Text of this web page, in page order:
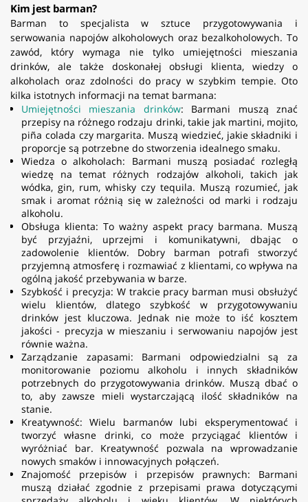
Kim jest barman?
Barman to specjalista w sztuce przygotowywania i
serwowania napojów alkoholowych oraz bezalkoholowych. To
zawód, który wymaga nie tylko umiejętności mieszania
drinków, ale także doskonałej obsługi klienta, wiedzy o
alkoholach oraz zdolności do pracy w szybkim tempie. Oto
kilka istotnych informacji na temat barmana:
Umiejętności mieszania drinków: Barmani muszą znać
przepisy na różnego rodzaju drinki, takie jak martini, mojito,
piña colada czy margarita. Muszą wiedzieć, jakie składniki i
proporcje są potrzebne do stworzenia idealnego smaku.
Wiedza o alkoholach: Barmani muszą posiadać rozległą
wiedzę na temat różnych rodzajów alkoholi, takich jak
wódka, gin, rum, whisky czy tequila. Muszą rozumieć, jak
smak i aromat różnią się w zależności od marki i rodzaju
alkoholu.
Obsługa klienta: To ważny aspekt pracy barmana. Muszą
być przyjaźni, uprzejmi i komunikatywni, dbając o
zadowolenie klientów. Dobry barman potrafi stworzyć
przyjemną atmosferę i rozmawiać z klientami, co wpływa na
ogólną jakość przebywania w barze.
Szybkość i precyzja: W trakcie pracy barman musi obsłużyć
wielu klientów, dlatego szybkość w przygotowywaniu
drinków jest kluczowa. Jednak nie może to iść kosztem
jakości - precyzja w mieszaniu i serwowaniu napojów jest
równie ważna.
Zarządzanie zapasami: Barmani odpowiedzialni są za
monitorowanie poziomu alkoholu i innych składników
potrzebnych do przygotowywania drinków. Muszą dbać o
to, aby zawsze mieli wystarczającą ilość składników na
stanie.
Kreatywność: Wielu barmanów lubi eksperymentować i
tworzyć własne drinki, co może przyciągać klientów i
wyróżniać bar. Kreatywność pozwala na wprowadzanie
nowych smaków i innowacyjnych połączeń.
Znajomość przepisów i przepisów prawnych: Barmani
muszą działać zgodnie z przepisami prawa dotyczącymi